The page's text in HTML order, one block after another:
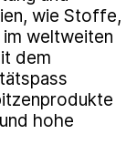
wie Stoffe,
im weltweiten
dem
hohe